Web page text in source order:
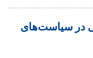
در سیاست‌های